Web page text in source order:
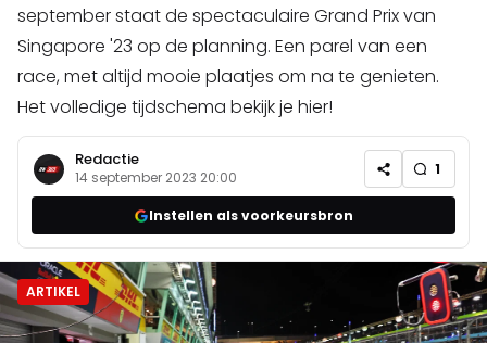
september staat de spectaculaire Grand Prix van
Singapore '23 op de planning. Een parel van een
race, met altijd mooie plaatjes om na te genieten.
Het volledige tijdschema bekijk je hier!
Redactie
14 september 2023 20:00 1
Instellen als voorkeursbron
ARTIKEL